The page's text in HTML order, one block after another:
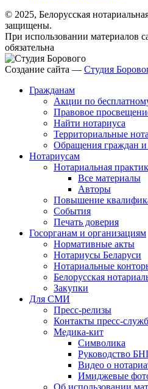
© 2025, Белорусская
защищены.
При использовании материалов
обязательна
Создание сайта — Студия
Гражданам
Акции по
Правовое
Найти нотариуса
Территориальные
Обращения граждан
Нотариусам
Нотариальная
Все материалы
Авторы
Повышение
События
Печать доверия
Госорганам и организациям
Нормативные акты
Нотариусы Беларуси
Нотариальные
Белорусская
Закупки
Для СМИ
Пресс-релизы
Контакты пресс-
Медика-кит
Символика
Руководство
Видео о
Имиджевые